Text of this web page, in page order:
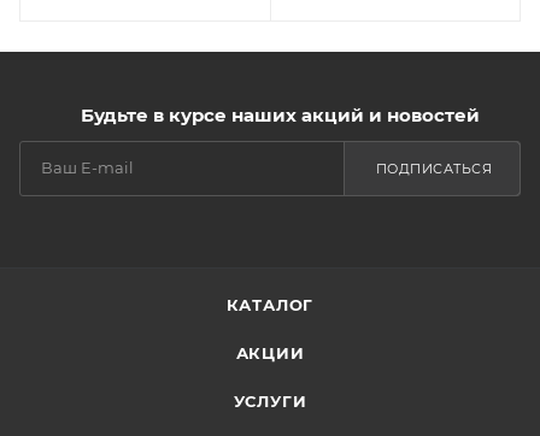
Будьте в курсе наших акций и новостей
ПОДПИСАТЬСЯ
КАТАЛОГ
АКЦИИ
УСЛУГИ